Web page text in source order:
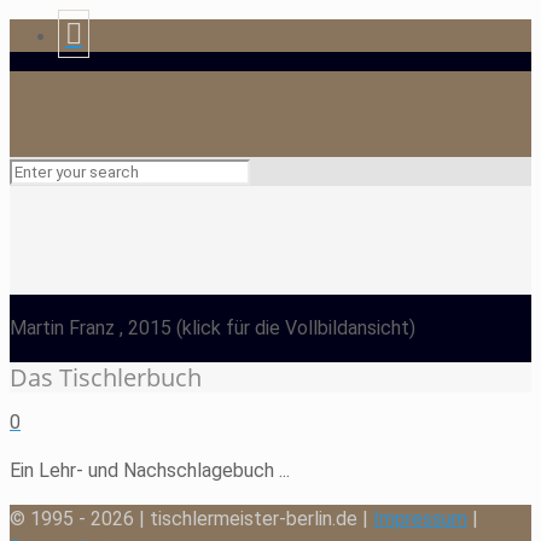
Martin Franz , 2015 (klick für die Vollbildansicht)
Das Tischlerbuch
0
Ein Lehr- und Nachschlagebuch ...
© 1995 - 2026 | tischlermeister-berlin.de | Impressum